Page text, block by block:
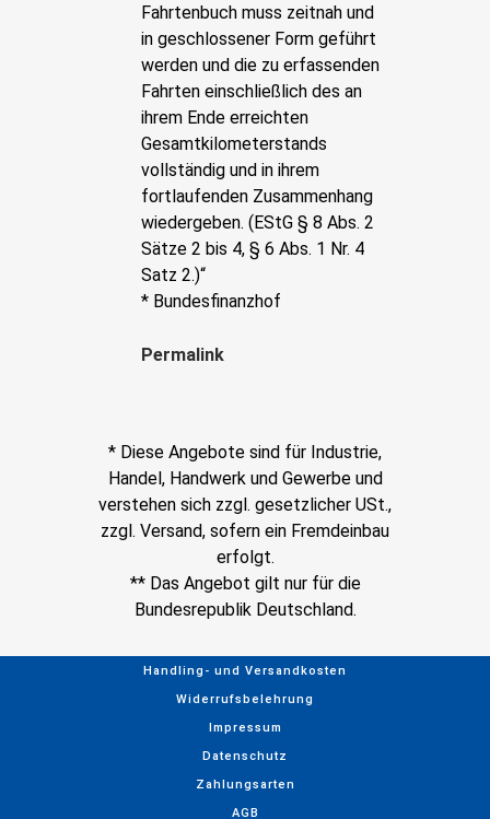
Fahrtenbuch muss zeitnah und
in geschlossener Form geführt
werden und die zu erfassenden
Fahrten einschließlich des an
ihrem Ende erreichten
Gesamtkilometerstands
vollständig und in ihrem
fortlaufenden Zusammenhang
wiedergeben. (EStG § 8 Abs. 2
Sätze 2 bis 4, § 6 Abs. 1 Nr. 4
Satz 2.)“
* Bundesfinanzhof
Permalink
* Diese Angebote sind für Industrie,
Handel, Handwerk und Gewerbe und
verstehen sich zzgl. gesetzlicher USt.,
zzgl. Versand, sofern ein Fremdeinbau
erfolgt.
** Das Angebot gilt nur für die
Bundesrepublik Deutschland.
Handling- und Versandkosten
Widerrufsbelehrung
Impressum
Datenschutz
Zahlungsarten
AGB